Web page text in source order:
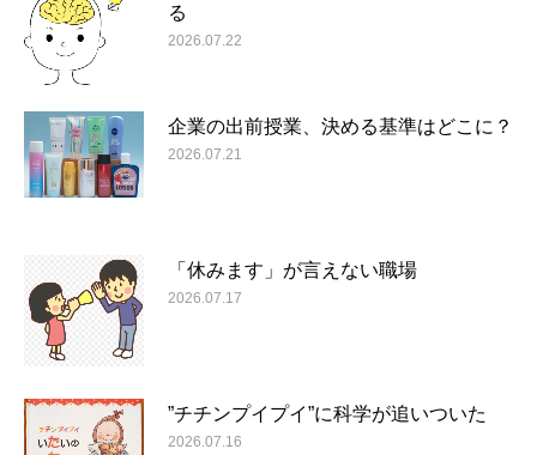
る
2026.07.22
企業の出前授業、決める基準はどこに？
2026.07.21
「休みます」が言えない職場
2026.07.17
”チチンプイプイ”に科学が追いついた
2026.07.16